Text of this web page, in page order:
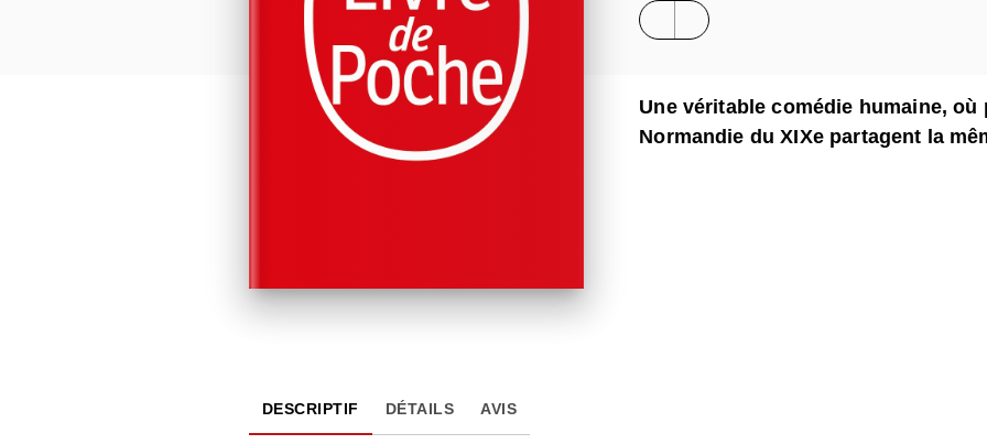
Une véritable comédie humaine,
Normandie du XIXe partagent la
DESCRIPTIF DÉTAILS AVIS